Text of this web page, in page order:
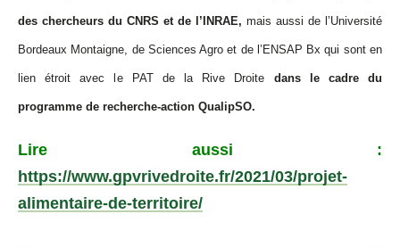
des chercheurs du CNRS et de l’INRAE, mais aussi de l’Université
Bordeaux Montaigne, de Sciences Agro et de l’ENSAP Bx qui sont en
lien étroit avec le PAT de la Rive Droite dans le cadre du
programme de recherche-action QualipSO.
Lire aussi :
https://www.gpvrivedroite.fr/2021/03/projet-
alimentaire-de-territoire/